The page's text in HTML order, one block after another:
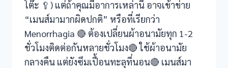
review
Review
โต๊ะ 🥄) แต่ถ้าคุณมีอาการเหล่านี้ อาจเข้าข่าย
“เมนส์มามากผิดปกติ” หรือที่เรียกว่า
Menorrhagia 🔴 ต้องเปลี่ยนผ้าอนามัยทุก 1-2
ชั่วโมงติดต่อกันหลายชั่วโมง🔴 ใช้ผ้าอนามัย
กลางคืน แต่ยังซึมเปื้อนทะลุที่นอน🔴 เมนส์มา